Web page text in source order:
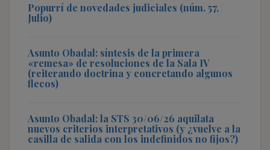
Popurrí de novedades judiciales (núm. 57,
Julio)
Asunto Obadal: síntesis de la primera
«remesa» de resoluciones de la Sala IV
(reiterando doctrina y concretando algunos
flecos)
Asunto Obadal: la STS 30/06/26 aquilata
nuevos criterios interpretativos (y ¿vuelve a la
casilla de salida con los indefinidos no fijos?)